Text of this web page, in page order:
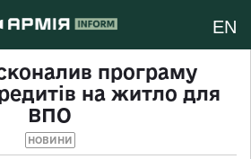
EN
програму
на житло для
ВПО
НОВИНИ